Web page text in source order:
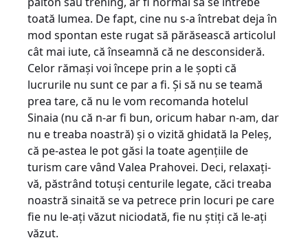
toată lumea. De fapt, cine nu s-a întrebat deja în
mod spontan este rugat să părăsească articolul
cât mai iute, că înseamnă că ne desconsideră.
Celor rămaşi voi începe prin a le şopti că
lucrurile nu sunt ce par a fi. Şi să nu se teamă
prea tare, că nu le vom recomanda hotelul
Sinaia (nu că n-ar fi bun, oricum habar n-am, dar
nu e treaba noastră) şi o vizită ghidată la Peleş,
că pe-astea le pot găsi la toate agenţiile de
turism care vând Valea Prahovei. Deci, relaxaţi-
vă, păstrând totuşi centurile legate, căci treaba
noastră sinaită se va petrece prin locuri pe care
fie nu le-aţi văzut niciodată, fie nu ştiţi că le-aţi
văzut.